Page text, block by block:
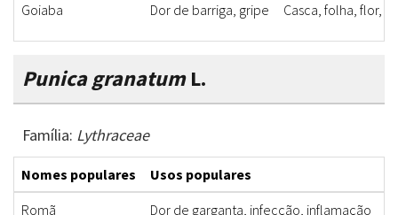
Goiaba
Dor de barriga, gripe Casca, folha, flor,
Punica granatumL.
Família: Lythraceae
Nomes populares Usos populares
Romã
Dor de garganta, infecção, inflamação